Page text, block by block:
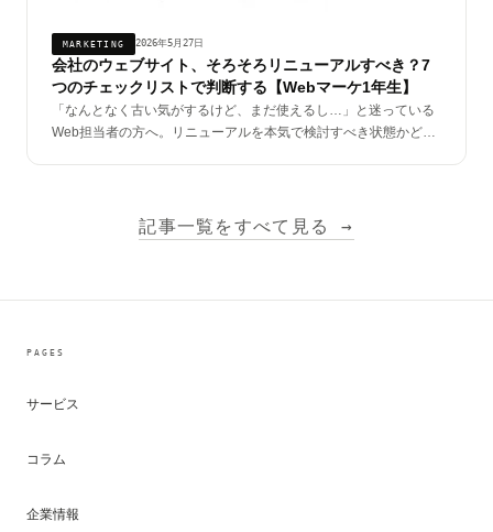
MARKETING 2026年5月27日
会社のウェブサイト、そろそろリニューアルすべき？7
つのチェックリストで判断する【Webマーケ1年生】
「なんとなく古い気がするけど、まだ使えるし…」と迷っている
Web担当者の方へ。リニューアルを本気で検討すべき状態かどう
記事一覧をすべて見る →
PAGES
サービス
コラム
企業情報